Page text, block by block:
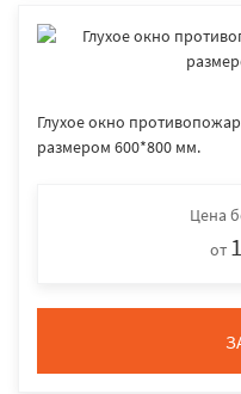
Глухое окно
размером 600*800 мм.
Цена
от